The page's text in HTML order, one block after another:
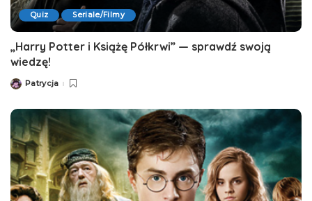
Quiz Seriale/Filmy
„Harry Potter i Książę Półkrwi” — sprawdź swoją
wiedzę!
PostedPatrycja